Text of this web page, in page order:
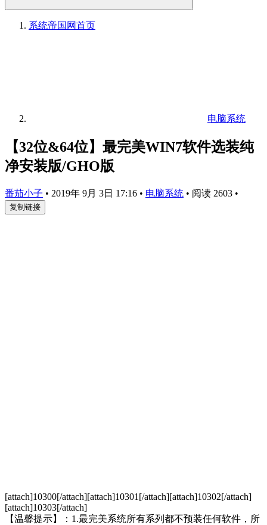
系统帝国网首页
电脑系统
【32位&64位】最完美WIN7软件选装纯
净安装版/GHO版
番茄小子 • 2019年 9月 3日 17:16 • 电脑系统 • 阅读 2603 •
复制链接
[attach]10300[/attach][attach]10301[/attach][attach]10302[/attach]
[attach]10303[/attach]
【温馨提示】：1.最完美系统所有系列都不预装任何软件，所